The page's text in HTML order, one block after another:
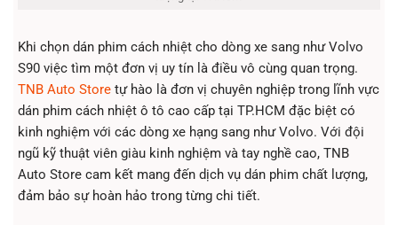
Khi chọn dán phim cách nhiệt cho dòng xe sang như Volvo
S90 việc tìm một đơn vị uy tín là điều vô cùng quan trọng.
TNB Auto Storetự hào là đơn vị chuyên nghiệp trong lĩnh vực
dán phim cách nhiệt ô tô cao cấp tại TP.HCM đặc biệt có
kinh nghiệm với các dòng xe hạng sang như Volvo. Với đội
ngũ kỹ thuật viên giàu kinh nghiệm và tay nghề cao, TNB
Auto Store cam kết mang đến dịch vụ dán phim chất lượng,
đảm bảo sự hoàn hảo trong từng chi tiết.